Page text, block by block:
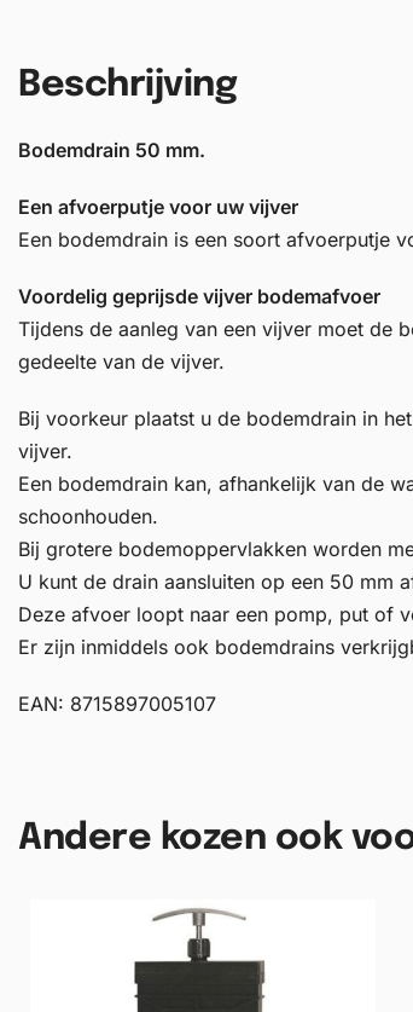
Beschrijving
Bodemdrain 50 mm.
Een afvoerputje voor uw vijver
Een bodemdrain is een soort afvoerputje
Voordelig geprijsde vijver bodemafvoer
Tijdens de aanleg van een vijver moet de
gedeelte van de vijver.
Bij voorkeur plaatst u de bodemdrain in
vijver.
Een bodemdrain kan, afhankelijk van de
schoonhouden.
Bij grotere bodemoppervlakken worden
U kunt de drain aansluiten op een 50 mm
Deze afvoer loopt naar een pomp, put of
Er zijn inmiddels ook bodemdrains
EAN: 8715897005107
Andere kozen ook